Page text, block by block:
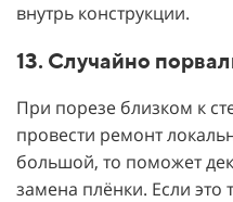
внутрь конструкции.
13. Случайно
При порезе близком к
провести ремонт
большой, то поможет
замена плёнки. Если это